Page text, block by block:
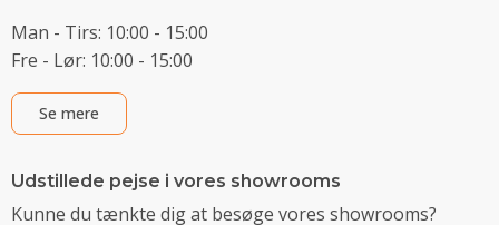
Man - Tirs: 10:00 - 15:00
Fre - Lør: 10:00 - 15:00
Se mere
Udstillede pejse i vores showrooms
Kunne du tænkte dig at besøge vores showrooms?